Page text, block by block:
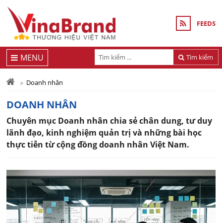
FEEDS
Tìm kiếm
MENU
Doanh nhân
DOANH NHÂN
Chuyên mục Doanh nhân chia sẻ chân dung, tư duy
lãnh đạo, kinh nghiệm quản trị và những bài học
thực tiễn từ cộng đồng doanh nhân Việt Nam.